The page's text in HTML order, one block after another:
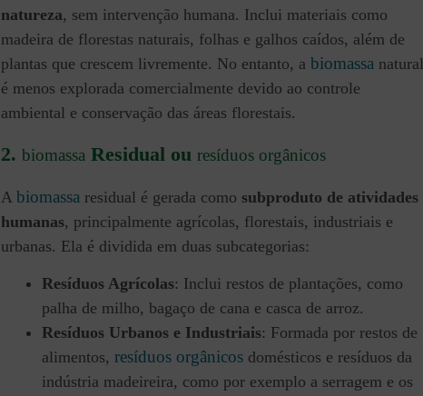
natureza, sem intervenção humana. Inclui materiais como
madeira de florestas naturais, folhas e galhos caídos, além de
plantas que crescem livremente. No entanto, a biomassa natural
é menos explorada comercialmente devido ao controle
ambiental e conservação das áreas florestais.
2. biomassa Residual ou resíduos orgânicos
A biomassa residual é gerada como subproduto de atividades
humanas, principalmente agrícolas, florestais, industriais e
urbanas. Ela é dividida em duas subcategorias:
Resíduos Agrícolas: Inclui restos de plantações, como
palha de milho, bagaço de cana e casca de arroz.
Resíduos Urbanos e Industriais: Formada por restos de
alimentos, resíduos orgânicos domésticos e resíduos da
indústria madeireira, como por exemplo a serragem e os